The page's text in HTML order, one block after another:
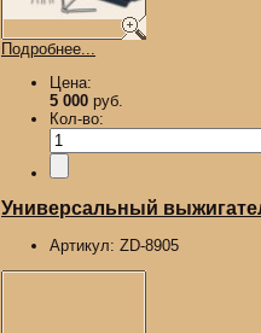
Подробнее...
Цена:
5 000 руб.
Кол-во:
Универсальный
Артикул: ZD-8905